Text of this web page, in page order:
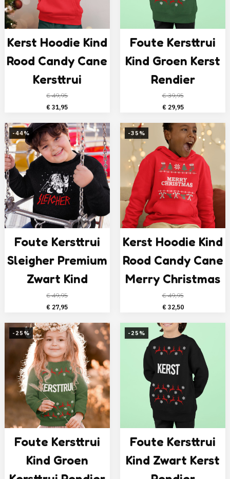
Kerst Hoodie Kind
Rood Candy Cane
Kersttrui
€49,95
Oorspronkelijke
was:
€ 49,95.
€ 31,95Huidige
is:
€ 31,95.
Foute Kersttrui
Kind Groen Kerst
Rendier
€39,95
Oorspronkelijke
was:
€ 39,95.
€29,95Huidige
is:
€ 29,95.
-44%
Foute Kersttrui
Sleigher Premium
Zwart Kind
€49,95
Oorspronkelijke
was:
€ 49,95.
€ 27,95Huidige
is:
€ 27,95.
-35%
Kerst Hoodie Kind
Rood Candy Cane
Merry Christmas
€49,95
Oorspronkelijke
was:
€ 49,95.
€32,50Huidige
is:
€ 32,50.
-25%
Foute Kersttrui
Kind Groen
-25%
Foute Kersttrui
Kind Zwart Kerst